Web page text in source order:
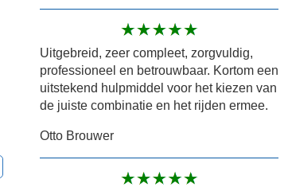
Uitgebreid, zeer compleet, zorgvuldig,
professioneel en betrouwbaar. Kortom een
uitstekend hulpmiddel voor het kiezen van
de juiste combinatie en het rijden ermee.
Otto Brouwer